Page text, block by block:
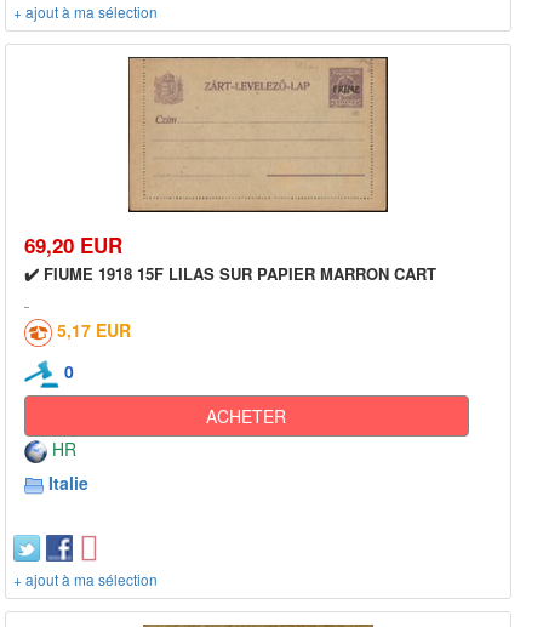
+ ajout à ma sélection
69,20 EUR
✔️ FIUME 1918 15F LILAS SUR PAPIER MARRON CART
5,17 EUR
0
ACHETER
HR
Italie
+ ajout à ma sélection